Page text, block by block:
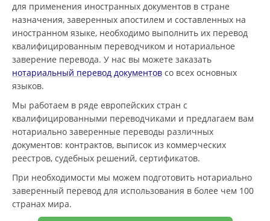
для применения иностранных документов в стране
назначения, заверенных апостилем и составленных на
иностранном языке, необходимо выполнить их перевод
квалифицированным переводчиком и нотариальное
заверение перевода. У нас вы можете заказать
нотариальный перевод документов со всех основных
языков.
Мы работаем в ряде европейских стран с
квалифицированными переводчиками и предлагаем вам
нотариально заверенные переводы различных
документов: контрактов, выписок из коммерческих
реестров, судебных решений, сертификатов.
При необходимости мы можем подготовить нотариально
заверенный перевод для использования в более чем 100
странах мира.